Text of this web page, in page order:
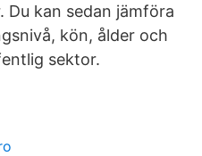
kan sedan jämföra
kön, ålder och
sektor.